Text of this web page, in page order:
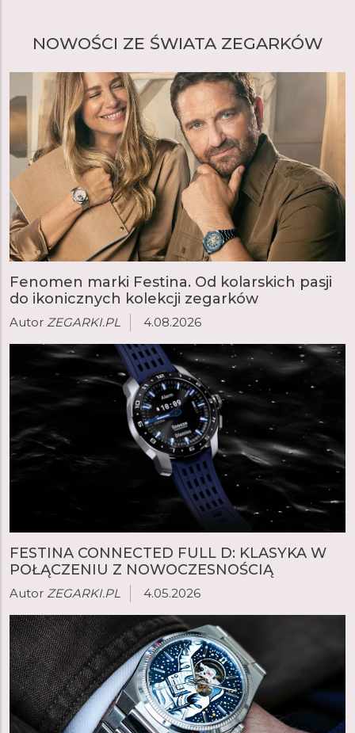
NOWOŚCI ZE ŚWIATA ZEGARKÓW
Fenomen marki Festina. Od kolarskich pasji
do ikonicznych kolekcji zegarków
Autor ZEGARKI.PL 4.08.2026
FESTINA CONNECTED FULL D: KLASYKA W
POŁĄCZENIU Z NOWOCZESNOŚCIĄ
Autor ZEGARKI.PL 4.05.2026